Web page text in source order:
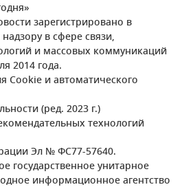
зарегистрировано в
в сфере связи,
и массовых коммуникаций
2014 года.
Cookie и автоматического
(ред. 2023 г.)
технологий
Эл № ФС77-57640.
государственное унитарное
информационное агентство